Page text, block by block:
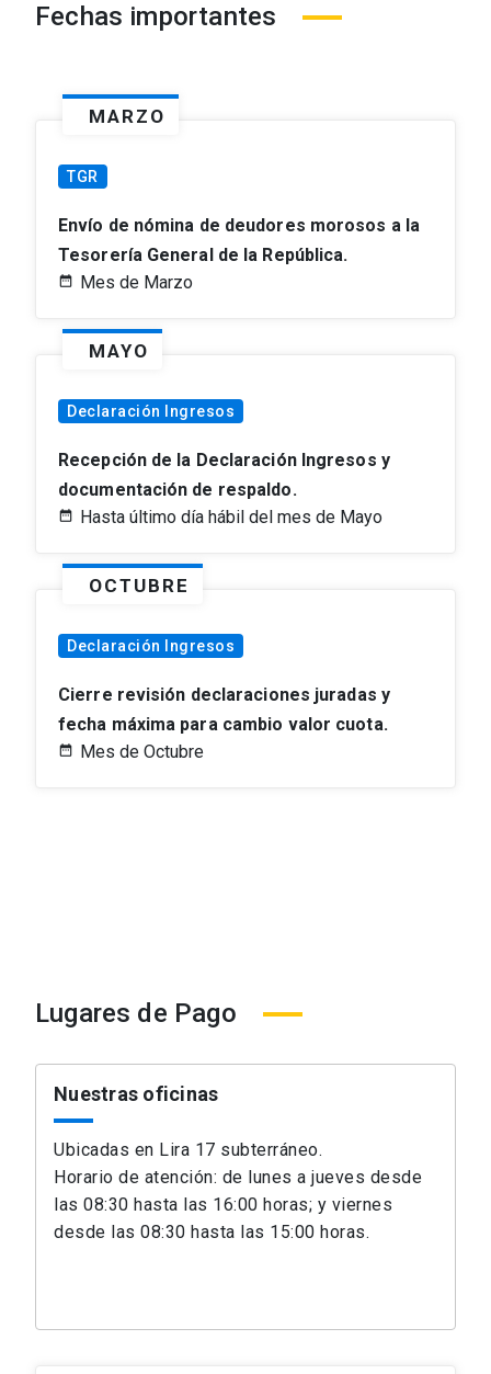
Fechas importantes
MARZO
TGR
Envío de nómina de deudores morosos a la
Tesorería General de la República.
Mes de Marzo
MAYO
Declaración Ingresos
Recepción de la Declaración Ingresos y
documentación de respaldo.
Hasta último día hábil del mes de Mayo
OCTUBRE
Declaración Ingresos
Cierre revisión declaraciones juradas y
fecha máxima para cambio valor cuota.
Mes de Octubre
Lugares de Pago
Nuestras oficinas
Ubicadas en Lira 17 subterráneo.
Horario de atención: de lunes a jueves desde
las 08:30 hasta las 16:00 horas; y viernes
desde las 08:30 hasta las 15:00 horas.